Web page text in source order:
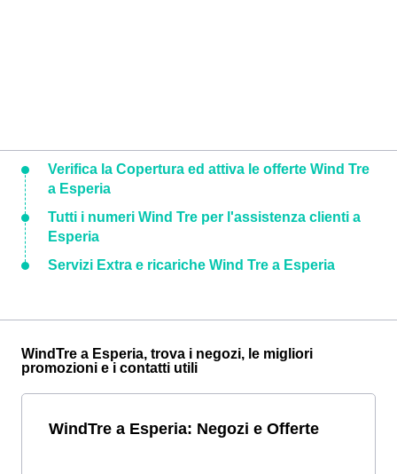
Verifica la Copertura ed attiva le offerte Wind Tre
a Esperia
Tutti i numeri Wind Tre per l'assistenza clienti a
Esperia
Servizi Extra e ricariche Wind Tre a Esperia
WindTre a Esperia, trova i negozi, le migliori
promozioni e i contatti utili
WindTre a Esperia: Negozi e Offerte